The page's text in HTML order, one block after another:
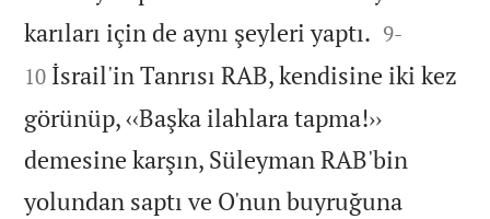
karıları için de aynı şeyleri yaptı. 

9-
10 İsrail'in Tanrısı RAB, kendisine iki kez
görünüp, ‹‹Başka ilahlara tapma!››
demesine karşın, Süleyman RAB'bin
yolundan saptı ve O'nun buyruğuna